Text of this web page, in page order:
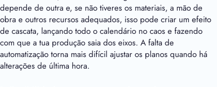
depende de outra e, se não tiveres os materiais, a mão de
obra e outros recursos adequados, isso pode criar um efeito
de cascata, lançando todo o calendário no caos e fazendo
com que a tua produção saia dos eixos. A falta de
automatização torna mais difícil ajustar os planos quando há
alterações de última hora.